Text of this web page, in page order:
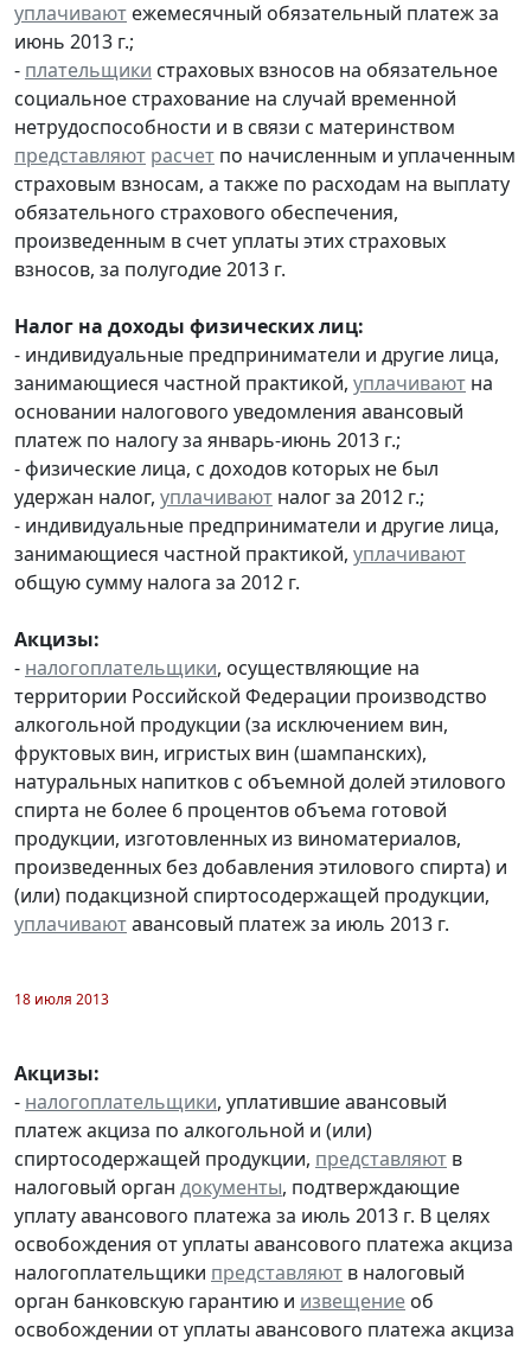
уплачивают ежемесячный обязательный платеж за
июнь 2013 г.;
- плательщики страховых взносов на обязательное
социальное страхование на случай временной
нетрудоспособности и в связи с материнством
представляют расчет по начисленным и уплаченным
страховым взносам, а также по расходам на выплату
обязательного страхового обеспечения,
произведенным в счет уплаты этих страховых
взносов, за полугодие 2013 г.
Налог на доходы физических лиц:
- индивидуальные предприниматели и другие лица,
занимающиеся частной практикой, уплачивают на
основании налогового уведомления авансовый
платеж по налогу за январь-июнь 2013 г.;
- физические лица, с доходов которых не был
удержан налог, уплачивают налог за 2012 г.;
- индивидуальные предприниматели и другие лица,
занимающиеся частной практикой, уплачивают
общую сумму налога за 2012 г.
Акцизы:
- налогоплательщики, осуществляющие на
территории Российской Федерации производство
алкогольной продукции (за исключением вин,
фруктовых вин, игристых вин (шампанских),
натуральных напитков с объемной долей этилового
спирта не более 6 процентов объема готовой
продукции, изготовленных из виноматериалов,
произведенных без добавления этилового спирта) и
(или) подакцизной спиртосодержащей продукции,
уплачиваютавансовый платеж за июль 2013 г.
18 июля 2013
Акцизы:
- налогоплательщики, уплатившие авансовый
платеж акциза по алкогольной и (или)
спиртосодержащей продукции, представляют в
налоговый орган документы, подтверждающие
уплату авансового платежа за июль 2013 г. В целях
освобождения от уплаты авансового платежа акциза
налогоплательщики представляют в налоговый
орган банковскую гарантию и извещение об
освобождении от уплаты авансового платежа акциза